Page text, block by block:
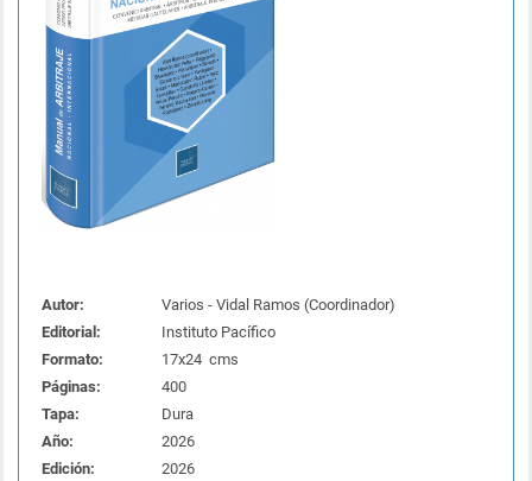
Autor:
Varios - Vidal Ramos (Coordinador)
Editorial:
Instituto Pacífico
Formato:
17x24 cms
Páginas:
400
Tapa:
Dura
Año:
2026
Edición:
2026